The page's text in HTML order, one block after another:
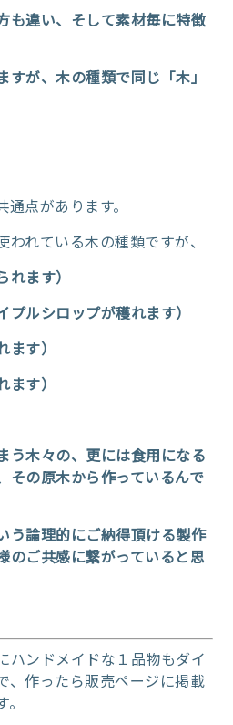
も違い、そして素材毎に特徴
が、木の種類で同じ「木」
点があります。
れている木の種類ですが、
ます）
ルシロップが穫れます）
す）
す）
う木々の、更には食用になる
その原木から作っているんで
う論理的にご納得頂ける製作
のご共感に繋がっていると思
ハンドメイドな１品物もダイ
、作ったら販売ページに掲載